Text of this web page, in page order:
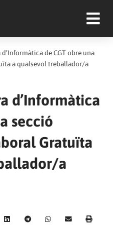
de CGT obre una
a qualsevol treballador/a
d’Informàtica
secció
Gratuïta
a